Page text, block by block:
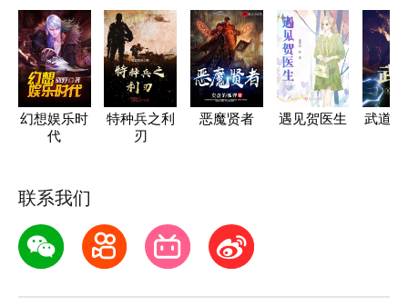
幻想娱乐时
代
特种兵之利
刃
恶魔贤者 遇见贺医生
武道
联系我们